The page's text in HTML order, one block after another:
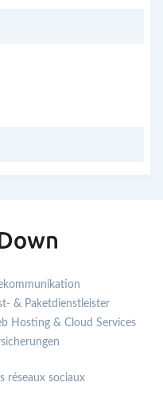
& Paketdienstleister
Hosting & Cloud Services
réseaux sociaux